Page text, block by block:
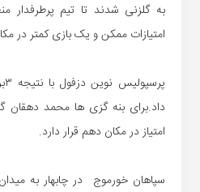
به گلزنی شدند تا تیم پرطرفدار
امتیازات ممکن و یک بازی کمتر در
امتیاز در مکان دهم قرار دارد.
سپاهان خورموج در چابهار به